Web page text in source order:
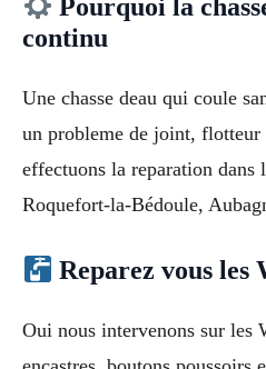
Pourquoi la
continu
Une chasse deau qui coule
un probleme de joint, flotteur
effectuons la reparation dans
Roquefort-la-Bédoule,
Reparez vous les
Oui nous intervenons sur les